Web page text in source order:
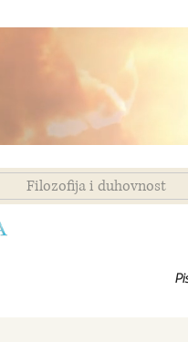
Filozofija i duhovnost